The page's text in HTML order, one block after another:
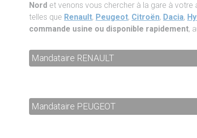
Nord et venons vous chercher à la gare à
telles que Renault, Peugeot, Citroën, Dacia,
commande usine ou disponible rapidement,
Mandataire RENAULT
Mandataire PEUGEOT